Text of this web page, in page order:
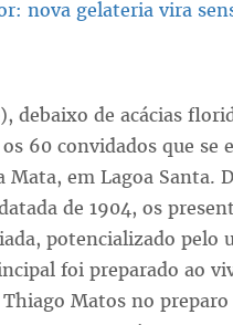
nova gelateria vira
debaixo de acácias
60 convidados que se
Mata, em Lagoa Santa.
de 1904, os
potencializado pelo
foi preparado ao
Matos no